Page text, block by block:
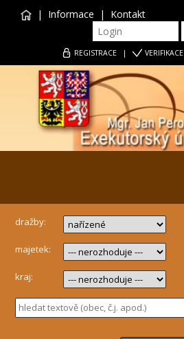
| Informace | Kontakt
REGISTRACE | VERIFIKACE
dražby:
majetek:
kraj: